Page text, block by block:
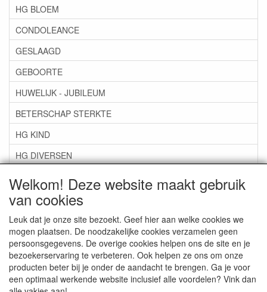
Welkom! Deze website maakt gebruik
van cookies
Leuk dat je onze site bezoekt. Geef hier aan welke cookies we
mogen plaatsen. De noodzakelijke cookies verzamelen geen
persoonsgegevens. De overige cookies helpen ons de site en je
bezoekerservaring te verbeteren. Ook helpen ze ons om onze
producten beter bij je onder de aandacht te brengen. Ga je voor
een optimaal werkende website inclusief alle voordelen? Vink dan
HG BLOEM
CONDOLEANCE
GESLAAGD
GEBOORTE
HUWELIJK - JUBILEUM
BETERSCHAP STERKTE
HG KIND
HG DIVERSEN
SARA, ABRAHAM, PENSIOEN, VUT
ZOMAAR, NIEUWE WONING
DIVERSEN
BUDGETKAARTEN